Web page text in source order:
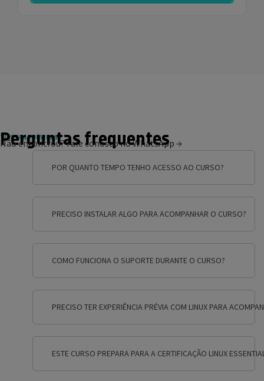
TIRE SUAS DÚVIDAS
Perguntas frequentes
Não encontrou?Fale conosco no WhatsApp →
POR QUANTO TEMPO TENHO ACESSO AO CURSO?
PRECISO INSTALAR ALGO PARA ACOMPANHAR O CURSO?
COMO FUNCIONA O SUPORTE DURANTE O CURSO?
PRECISO TER EXPERIÊNCIA PRÉVIA COM LINUX PARA
ESTE CURSO PREPARA PARA A CERTIFICAÇÃO LINUX